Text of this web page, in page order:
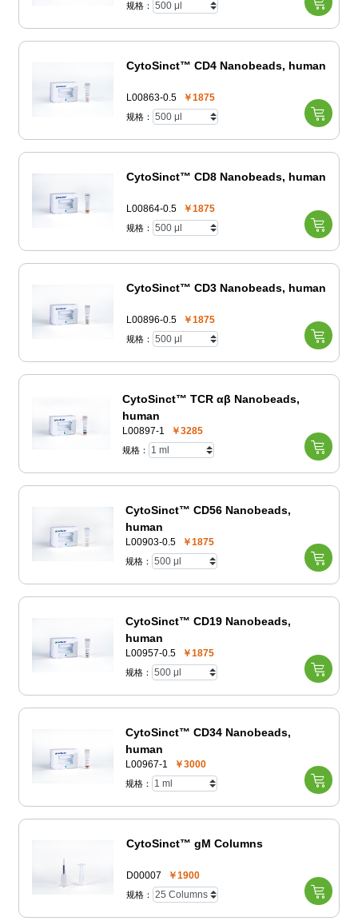
规格：
CytoSinct™ CD4 Nanobeads, human
L00863-0.5 ￥1875
规格：
CytoSinct™ CD8 Nanobeads, human
L00864-0.5 ￥1875
规格：
CytoSinct™ CD3 Nanobeads, human
L00896-0.5 ￥1875
规格：
CytoSinct™ TCR αβ Nanobeads,
human
L00897-1 ￥3285
规格：
CytoSinct™ CD56 Nanobeads,
human
L00903-0.5 ￥1875
规格：
CytoSinct™ CD19 Nanobeads,
human
L00957-0.5 ￥1875
规格：
CytoSinct™ CD34 Nanobeads,
human
L00967-1 ￥3000
规格：
CytoSinct™ gM Columns
D00007 ￥1900
规格：